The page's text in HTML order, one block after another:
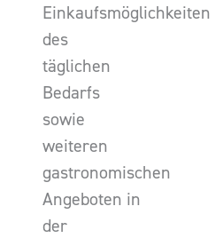
Einkaufsmöglichkeiten
des
täglichen
Bedarfs
sowie
weiteren
gastronomischen
Angeboten in
der